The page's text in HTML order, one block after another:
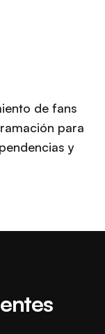
de fans
para
y